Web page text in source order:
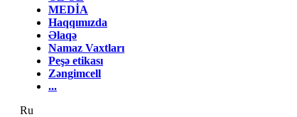
MEDİA
Haqqımızda
Əlaqə
Namaz Vaxtları
Peşə etikası
Zəngimcell
...
Ru